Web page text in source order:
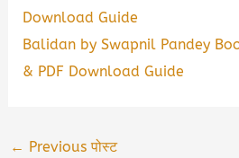
Download Guide
Balidan by Swapnil Pandey
& PDF Download Guide
← Previous पोस्ट